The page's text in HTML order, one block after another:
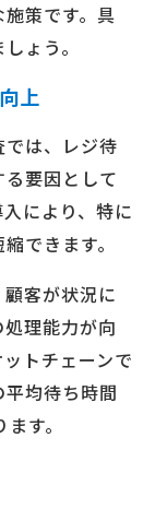
策です。具
ょう。
上
は、レジ待
要因として
により、特に
できます。
客が状況に
理能力が向
トチェーンで
均待ち時間
す。